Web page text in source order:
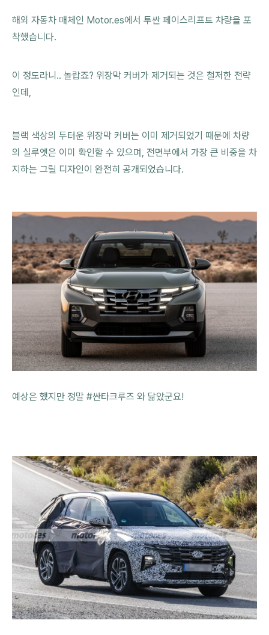
해외 자동차 매체인 Motor.es에서 투싼 페이스리프트 차량을 포
착했습니다.
이 정도라니.. 놀랍죠? 위장막 커버가 제거되는 것은 철저한 전략
인데,
블랙 색상의 두터운 위장막 커버는 이미 제거되었기 때문에 차량
의 실루엣은 이미 확인할 수 있으며, 전면부에서 가장 큰 비중을 차
지하는 그릴 디자인이 완전히 공개되었습니다.
예상은 했지만 정말 #싼타크루즈 와 닮았군요!